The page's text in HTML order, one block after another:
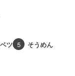
ツ 5 そうめん